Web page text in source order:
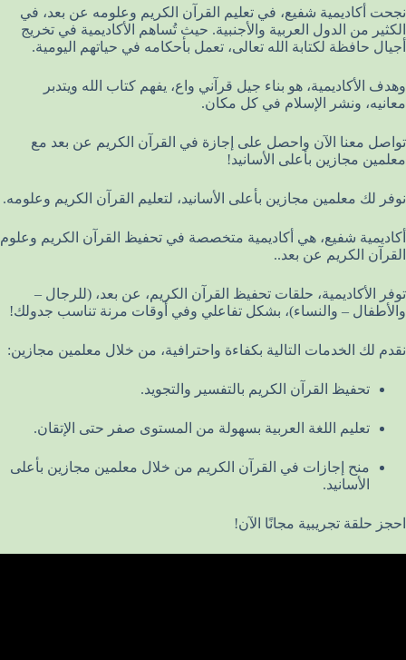
نجحت أكاديمية شفيع، في تعليم القرآن الكريم وعلومه عن بعد، في
الكثير من الدول العربية والأجنبية. حيث تُساهم الأكاديمية في تخريج
أجيال حافظة لكتابة الله تعالى، تعمل بأحكامه في حياتهم اليومية.
وهدف الأكاديمية، هو بناء جيل قرآني واع، يفهم كتاب الله ويتدبر
معانيه، ونشر الإسلام في كل مكان.
تواصل معنا الآن واحصل على إجازة في القرآن الكريم عن بعد مع
معلمين مجازين بأعلى الأسانيد!
نوفر لك معلمين مجازين بأعلى الأسانيد، لتعليم القرآن الكريم وعلومه.
أكاديمية شفيع، هي أكاديمية متخصصة في تحفيظ القرآن الكريم وعلوم
القرآن الكريم عن بعد..
توفر الأكاديمية، حلقات تحفيظ القرآن الكريم، عن بعد، (للرجال –
والأطفال – والنساء)، بشكل تفاعلي وفي أوقات مرنة تناسب جدولك!
نقدم لك الخدمات التالية بكفاءة واحترافية، من خلال معلمين مجازين:
تحفيظ القرآن الكريم بالتفسير والتجويد.
تعليم اللغة العربية بسهولة من المستوى صفر حتى الإتقان.
منح إجازات في القرآن الكريم من خلال معلمين مجازين بأعلى
الأسانيد.
احجز حلقة تجريبية مجانًا الآن!